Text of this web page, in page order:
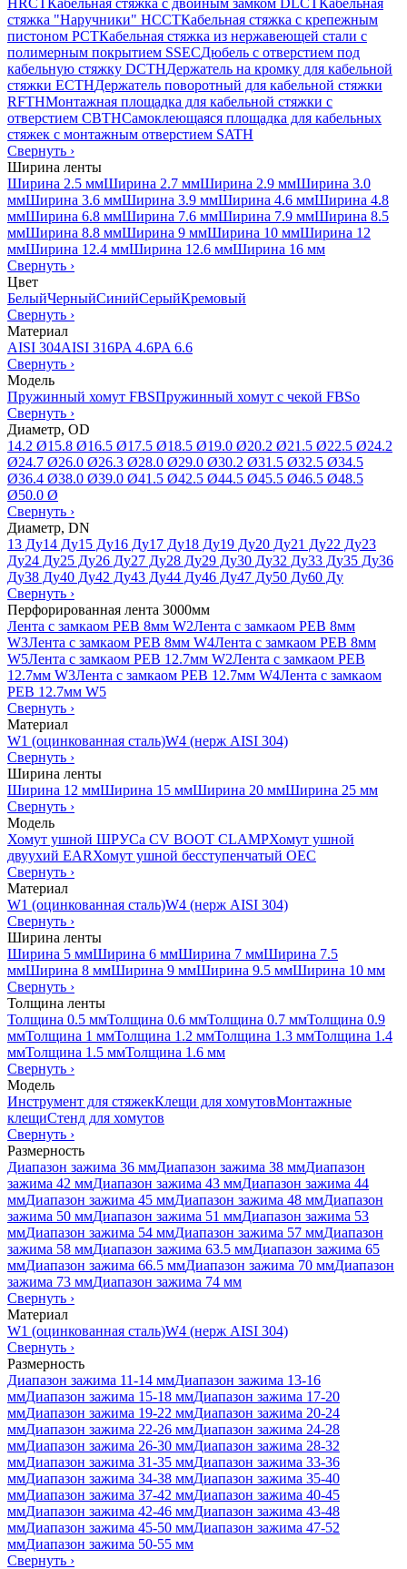
HRCT Кабельная стяжка с двойным замком DLCT
Кабельная
стяжка "Наручники" HCCTКабельная стяжка с крепежным
пистоном PCTКабельная стяжка из нержавеющей стали с
полимерным покрытием SSECДюбель с отверстием под
кабельную стяжку DCTHДержатель на кромку для кабельной
стяжки ECTHДержатель поворотный для кабельной стяжки
RFTHМонтажная площадка для кабельной стяжки с
отверстием CBTHСамоклеющаяся площадка для кабельных
стяжек с монтажным отверстием SATH
Свернуть ›
Ширина ленты
Ширина 2.5 ммШирина 2.7 ммШирина 2.9 ммШирина 3.0
ммШирина 3.6 ммШирина 3.9 ммШирина 4.6 ммШирина 4.8
ммШирина 6.8 ммШирина 7.6 ммШирина 7.9 ммШирина 8.5
ммШирина 8.8 ммШирина 9 ммШирина 10 ммШирина 12
ммШирина 12.4 ммШирина 12.6 ммШирина 16 мм
Свернуть ›
Цвет
БелыйЧерныйСинийСерыйКремовый
Свернуть ›
Материал
AISI 304AISI 316PA 4.6PA 6.6
Свернуть ›
Модель
Пружинный хомут FBSПружинный хомут с чекой FBSo
Свернуть ›
Диаметр, OD
14.2 Ø15.8 Ø16.5 Ø17.5 Ø18.5 Ø19.0 Ø20.2 Ø21.5 Ø22.5 Ø24.2
Ø24.7 Ø26.0 Ø26.3 Ø28.0 Ø29.0 Ø30.2 Ø31.5 Ø32.5 Ø34.5
Ø36.4 Ø38.0 Ø39.0 Ø41.5 Ø42.5 Ø44.5 Ø45.5 Ø46.5 Ø48.5
Ø50.0 Ø
Свернуть ›
Диаметр, DN
13 Ду14 Ду15 Ду16 Ду17 Ду18 Ду19 Ду20 Ду21 Ду22 Ду23
Ду24 Ду25 Ду26 Ду27 Ду28 Ду29 Ду30 Ду32 Ду33 Ду35 Ду36
Ду38 Ду40 Ду42 Ду43 Ду44 Ду46 Ду47 Ду50 Ду60 Ду
Свернуть ›
Перфорированная лента 3000мм
Лента с замкаом PEB 8мм W2Лента с замкаом PEB 8мм
W3Лента с замкаом PEB 8мм W4Лента с замкаом PEB 8мм
W5Лента с замкаом PEB 12.7мм W2Лента с замкаом PEB
12.7мм W3Лента с замкаом PEB 12.7мм W4Лента с замкаом
PEB 12.7мм W5
Свернуть ›
Материал
W1 (оцинкованная сталь)W4 (нерж AISI 304)
Свернуть ›
Ширина ленты
Ширина 12 ммШирина 15 ммШирина 20 ммШирина 25 мм
Свернуть ›
Модель
Хомут ушной ШРУСа CV BOOT CLAMPХомут ушной
двуухий EARХомут ушной бесступенчатый OEC
Свернуть ›
Материал
W1 (оцинкованная сталь)W4 (нерж AISI 304)
Свернуть ›
Ширина ленты
Ширина 5 ммШирина 6 ммШирина 7 ммШирина 7.5
ммШирина 8 ммШирина 9 ммШирина 9.5 ммШирина 10 мм
Свернуть ›
Толщина ленты
Толщина 0.5 ммТолщина 0.6 ммТолщина 0.7 ммТолщина 0.9
ммТолщина 1 ммТолщина 1.2 ммТолщина 1.3 ммТолщина 1.4
ммТолщина 1.5 ммТолщина 1.6 мм
Свернуть ›
Модель
Инструмент для стяжекКлещи для хомутовМонтажные
клещиСтенд для хомутов
Свернуть ›
Размерность
Диапазон зажима 36 ммДиапазон зажима 38 ммДиапазон
зажима 42 ммДиапазон зажима 43 ммДиапазон зажима 44
ммДиапазон зажима 45 ммДиапазон зажима 48 ммДиапазон
зажима 50 ммДиапазон зажима 51 ммДиапазон зажима 53
ммДиапазон зажима 54 ммДиапазон зажима 57 ммДиапазон
зажима 58 ммДиапазон зажима 63.5 ммДиапазон зажима 65
ммДиапазон зажима 66.5 ммДиапазон зажима 70 ммДиапазон
зажима 73 ммДиапазон зажима 74 мм
Свернуть ›
Материал
W1 (оцинкованная сталь)W4 (нерж AISI 304)
Свернуть ›
Размерность
Диапазон зажима 11-14 ммДиапазон зажима 13-16
ммДиапазон зажима 15-18 ммДиапазон зажима 17-20
ммДиапазон зажима 19-22 ммДиапазон зажима 20-24
ммДиапазон зажима 22-26 ммДиапазон зажима 24-28
ммДиапазон зажима 26-30 ммДиапазон зажима 28-32
ммДиапазон зажима 31-35 ммДиапазон зажима 33-36
ммДиапазон зажима 34-38 ммДиапазон зажима 35-40
ммДиапазон зажима 37-42 ммДиапазон зажима 40-45
ммДиапазон зажима 42-46 ммДиапазон зажима 43-48
ммДиапазон зажима 45-50 ммДиапазон зажима 47-52
ммДиапазон зажима 50-55 мм
Свернуть ›